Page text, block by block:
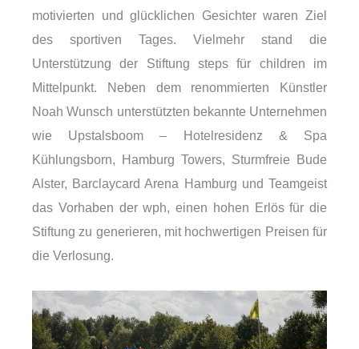
motivierten und glücklichen Gesichter waren Ziel
des sportiven Tages. Vielmehr stand die
Unterstützung der Stiftung steps für children im
Mittelpunkt. Neben dem renommierten Künstler
Noah Wunsch unterstützten bekannte Unternehmen
wie Upstalsboom – Hotelresidenz & Spa
Kühlungsborn, Hamburg Towers, Sturmfreie Bude
Alster, Barclaycard Arena Hamburg und Teamgeist
das Vorhaben der wph, einen hohen Erlös für die
Stiftung zu generieren, mit hochwertigen Preisen für
die Verlosung.